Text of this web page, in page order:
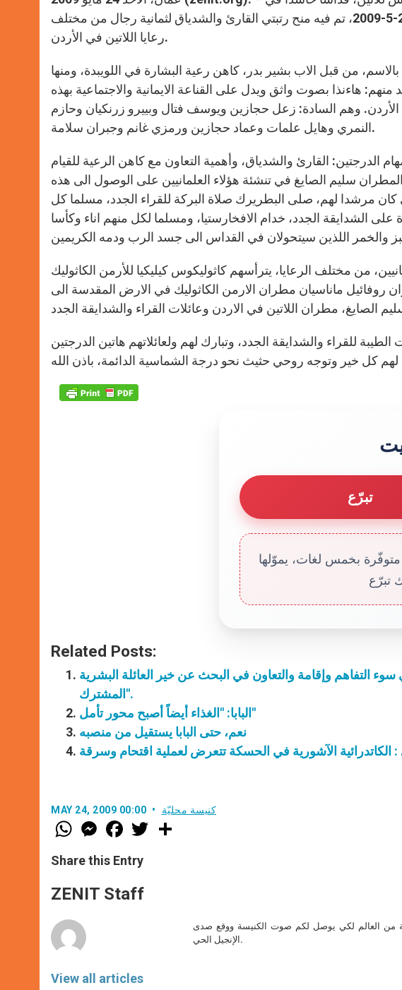
كنيسة قلب يسوع الاقدس في عمان، مساء الجمعة 22-5-2009، تم فيه منح رتبتي القارئ والشدياق لثمانية رجال من مختلف
رعايا اللاتين في الأردن.
من قبل الاب بشير بدر، كاهن رعية البشارة في اللويبدة، ومنها
هاءنذا بصوت واثق ويدل على القناعة الايمانية والاجتماعية بهذه
وهم السادة: زعل حجازين ويوسف فتال وبييرو زرنكيان وحازم
النمري وهايل علمات وعماد حجازين ورمزي غانم وجبران سلامة.
الدرجتين: القارئ والشدياق، وأهمية التعاون مع كاهن الرعية للقيام
سليم الصايغ في تنشئة هؤلاء العلمانيين على الوصول الى هذه
مرشدا لهم، صلى البطريرك صلاة البركة للقراء الجدد، مسلما كل
الشدايقة الجدد، خدام الافخارستيا، ومسلما لكل منهم اناء وكأسا
من مختلف الرعايا، يترأسهم كاثوليكوس كيليكيا للأرمن الكاثوليك
ماناسيان مطران الارمن الكاثوليك في الارض المقدسة الى
للقراء والشدايقة الجدد، وتبارك لهم ولعائلاتهم هاتين الدرجتين
تبرّع
بخمس لغات، يموّلها
تبرّع
Related Posts:
وإقامة والتعاون في البحث عن خير العائلة البشرية
المشترك".
البابا: "الغذاء أيضاً أصبح محور تأمل"
نعم، حتى البابا يستقيل من منصبه
الكاتدرائية الآشورية في الحسكة تتعرض لعملية اقتحام وسرقة
MAY 24, 2009 00:00 كنيسة محليّة
W
h
t
s
p
p
M
e
s
e
g
e
F
a
e
b
o
k
w
Share this Entry
ZENIT Staff
View all articles
من العالم لكي يوصل لكم صوت الكنيسة ووقع صدى
الإنجيل الحي.